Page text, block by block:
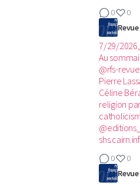
0
0
7/29/2026,
Au
@rfs-
Pierre
Céline
religion
0
0